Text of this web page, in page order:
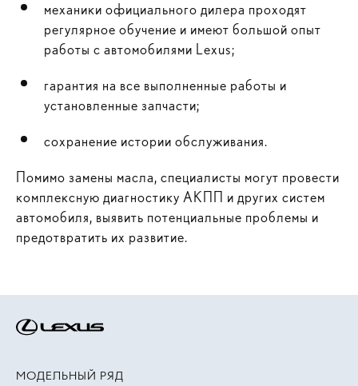
механики официального дилера проходят
регулярное обучение и имеют большой опыт
работы с автомобилями Lexus;
гарантия на все выполненные работы и
установленные запчасти;
сохранение истории обслуживания.
Помимо замены масла, специалисты могут провести
комплексную диагностику АКПП и других систем
автомобиля, выявить потенциальные проблемы и
предотвратить их развитие.
МОДЕЛЬНЫЙ РЯД